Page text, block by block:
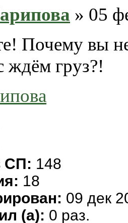
» 05
Почему вы
ждём груз?!
СП: 148
18
09 дек
(а): 0 раз.